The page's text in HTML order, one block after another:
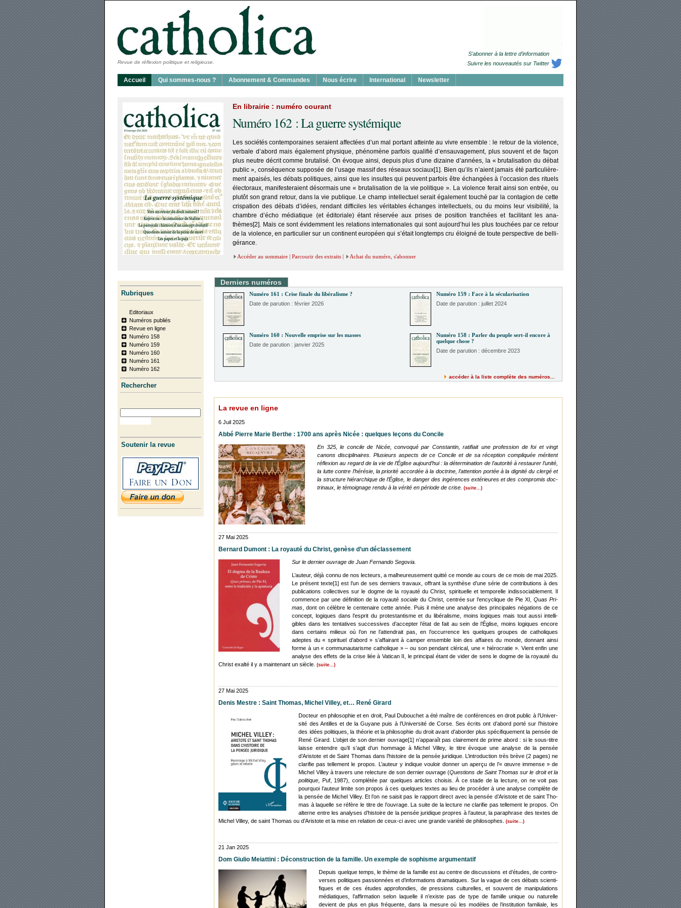
Revue de réflexion politique et religieuse.
S'abonner à la lettre d’information
Suivre les nouveautés sur Twitter
Accueil Qui sommes-nous ? Abon­ne­ment & Com­mandes Nous écrire Inter­na­tio­nal News­let­ter
En librairie : numéro courant
Numé­ro 162 : La guerre sys­té­mique
Les socié­tés contem­po­raines seraient affec­tées d’un mal por­tant atteinte au vivre ensemble : le retour de la vio­lence,
ver­bale d’abord mais éga­le­ment phy­sique, phé­no­mène par­fois qua­li­fié d’ensauvagement, plus sou­vent et de façon
plus neutre décrit comme bru­ta­li­sé. On évoque ain­si, depuis plus d’une dizaine d’an­nées, la « bru­ta­li­sa­tion du débat
public », consé­quence sup­po­sée de l’usage mas­sif des réseaux sociaux[1]. Bien qu’ils n’aient jamais été par­ti­cu­liè­re­
ment apai­sés, les débats poli­tiques, ain­si que les insultes qui peuvent par­fois être échan­gées à l’occasion des rituels
élec­to­raux, mani­fes­te­raient désor­mais une « bru­ta­li­sa­tion de la vie poli­tique ». La vio­lence ferait ain­si son entrée, ou
plu­tôt son grand retour, dans la vie publique. Le champ intel­lec­tuel serait éga­le­ment tou­ché par la conta­gion de cette
cris­pa­tion des débats d’idées, ren­dant dif­fi­ciles les véri­tables échanges intel­lec­tuels, ou du moins leur visi­bi­li­té, la
chambre d’écho média­tique (et édi­to­riale) étant réser­vée aux prises de posi­tion tran­chées et faci­li­tant les ana­
thèmes[2]. Mais ce sont évi­dem­ment les rela­tions inter­na­tio­nales qui sont aujourd’hui les plus tou­chées par ce retour
de la vio­lence, en par­ti­cu­lier sur un conti­nent euro­péen qui s’était long­temps cru éloi­gné de toute pers­pec­tive de bel­li­
gé­rance.
Accéder au sommaire | Parcourir des extraits | Achat du numéro, s'abonner
Rubriques
Editoriaux
Numéros publiés
Revue en ligne
Numéro 158
Numéro 159
Numéro 160
Numéro 161
Numéro 162
Recher­cher
Soutenir la revue
Derniers numéros
Numé­ro 161 : Crise finale du libé­ra­lisme ?
Date de parution : février 2026
Numé­ro 160 : Nou­velle emprise sur les masses
Date de parution : janvier 2025
Numé­ro 159 : Face à la sécu­la­ri­sa­tion
Date de parution : juillet 2024
Numé­ro 158 : Par­ler du peuple sert-il encore à
quelque chose ?
Date de parution : décembre 2023
accéder à la liste complète des numéros...
La revue en ligne
6 Juil 2025
Abbé Pierre Marie Berthe : 1700 ans après Nicée : quelques leçons du Concile
En 325, le concile de Nicée, convo­qué par Constan­tin, rati­fiait une pro­fes­sion de foi et vingt
canons dis­ci­pli­naires. Plu­sieurs aspects de ce Concile et de sa récep­tion com­pli­quée méritent
réflexion au regard de la vie de l’Église aujourd’hui : la déter­mi­na­tion de l’autorité à res­tau­rer l’unité,
la lutte contre l’hérésie, la prio­ri­té accor­dée à la doc­trine, l’attention por­tée à la digni­té du cler­gé et
la struc­ture hié­rar­chique de l’Église, le dan­ger des ingé­rences exté­rieures et des com­pro­mis doc­
tri­naux, le témoi­gnage ren­du à la véri­té en période de crise.
(suite…)
27 Mai 2025
Bernard Dumont : La royau­té du Christ, genèse d’un déclas­se­ment
Sur le der­nier ouvrage de Juan Fer­nan­do Sego­via.
L’auteur, déjà connu de nos lec­teurs, a mal­heu­reu­se­ment quit­té ce monde au cours de ce mois de mai 2025.
Le pré­sent texte[1] est l’un de ses der­niers tra­vaux, offrant la syn­thèse d’une série de contri­bu­tions à des
publi­ca­tions col­lec­tives sur le dogme de la royau­té du Christ, spi­ri­tuelle et tem­po­relle indis­so­cia­ble­ment. Il
com­mence par une défi­ni­tion de la royau­té socialedu Christ, cen­trée sur l’encyclique de Pie XI,Quas Pri­
mas , dont on célèbre le cen­te­naire cette année. Puis il mène une ana­lyse des prin­ci­pales néga­tions de ce
concept, logiques dans l’esprit du pro­tes­tan­tisme et du libé­ra­lisme, moins logiques mais tout aus­si intel­li­
gibles dans les ten­ta­tives suc­ces­sives d’accepter l’état de fait au sein de l’Église, moins logiques encore
dans cer­tains milieux où l’on ne l’attendrait pas, en l’occurrence les quelques groupes de catho­liques
adeptes du « spi­ri­tuel d’abord » s’affairant à cam­per ensemble loin des affaires du monde, don­nant ain­si
forme à un « com­mu­nau­ta­risme catho­lique » – ou son pen­dant clé­ri­cal, une « hié­ro­cra­tie ». Vient enfin une
ana­lyse des effets de la crise liée à Vati­can II, le prin­ci­pal étant de vider de sens le dogme de la royau­té du
Christ exal­té il y a main­te­nant un siècle. (suite…)
27 Mai 2025
Denis Mestre : Saint Tho­mas, Michel Vil­ley, et… René Girard
Doc­teur en phi­lo­so­phie et en droit, Paul Dubou­chet a été maître de confé­rences en droit public à l’U­ni­ver­
si­té des Antilles et de la Guyane puis à l’U­ni­ver­si­té de Corse. Ses écrits ont d’abord por­té sur l’histoire
des idées poli­tiques, la théo­rie et la phi­lo­so­phie du droit avant d’aborder plus spé­ci­fi­que­ment la pen­sée de
René Girard. L’objet de son der­nier ouvrage[1]n’apparaît pas clai­re­ment de prime abord : si le sous-titre
laisse entendre qu’il s’agit d’un hom­mage à Michel Vil­ley, le titre évoque une ana­lyse de la pen­sée
d’Aristote et de Saint Tho­mas dans l’histoire de la pen­sée juri­dique. L’introduction très brève (2 pages) ne
cla­ri­fie pas tel­le­ment le pro­pos. L’auteur y indique vou­loir don­ner un aper­çu de l’« œuvre immense » de
Michel Vil­ley à tra­vers une relec­ture de son der­nier ouvrage (Ques­tions de Saint Tho­mas sur le droit et la
poli­tique , Puf, 1987), com­plé­tée par quelques articles choi­sis. À ce stade de la lec­ture, on ne voit pas
pour­quoi l’auteur limite son pro­pos à ces quelques textes au lieu de pro­cé­der à une ana­lyse com­plète de
la pen­sée de Michel Vil­ley. Et l’on ne sai­sit pas le rap­port direct avec la pen­sée d’Aristote et de saint Tho­
mas à laquelle se réfère le titre de l’ouvrage. La suite de la lec­ture ne cla­ri­fie pas tel­le­ment le pro­pos. On
alterne entre les ana­lyses d’histoire de la pen­sée juri­dique propres à l’auteur, la para­phrase des textes de
Michel Vil­ley, de saint Tho­mas ou d’Aristote et la mise en rela­tion de ceux-ci avec une grande varié­té de phi­lo­sophes. (suite…)
21 Jan 2025
Dom Giulio Meiattini : Décons­truc­tion de la famille. Un exemple de sophisme argu­men­ta­tif
Depuis quelque temps, le thème de la famille est au centre de dis­cus­sions et d’études, de contro­
verses poli­tiques pas­sion­nées et d’informations dra­ma­tiques. Sur la vague de ces débats scien­ti­
fiques et de ces études appro­fon­dies, de pres­sions cultu­relles, et sou­vent de mani­pu­la­tions
média­tiques, l’affirmation selon laquelle il n’existe pas de type de famille unique ou natu­relle
devient de plus en plus fré­quente, dans la mesure où les modèles de l’institution fami­liale, les